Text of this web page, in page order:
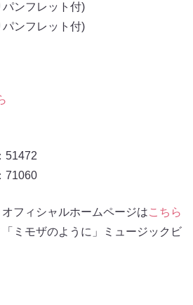
ンフレット付)
ンフレット付)
51472
71060
フィシャルホームページはこちら
ミモザのように」ミュージックビ